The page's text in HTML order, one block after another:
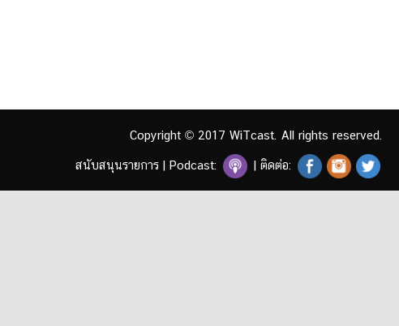
Copyright © 2017 WiTcast. All rights reserved.
สนับสนุนรายการ | Podcast: | ติดต่อ: